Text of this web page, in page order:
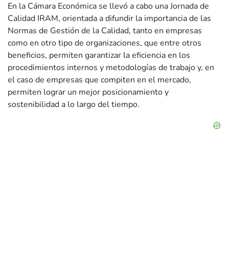
En la Cámara Económica se llevó a cabo una Jornada de
Calidad IRAM, orientada a difundir la importancia de las
Normas de Gestión de la Calidad, tanto en empresas
como en otro tipo de organizaciones, que entre otros
beneficios, permiten garantizar la eficiencia en los
procedimientos internos y metodologías de trabajo y, en
el caso de empresas que compiten en el mercado,
permiten lograr un mejor posicionamiento y
sostenibilidad a lo largo del tiempo.